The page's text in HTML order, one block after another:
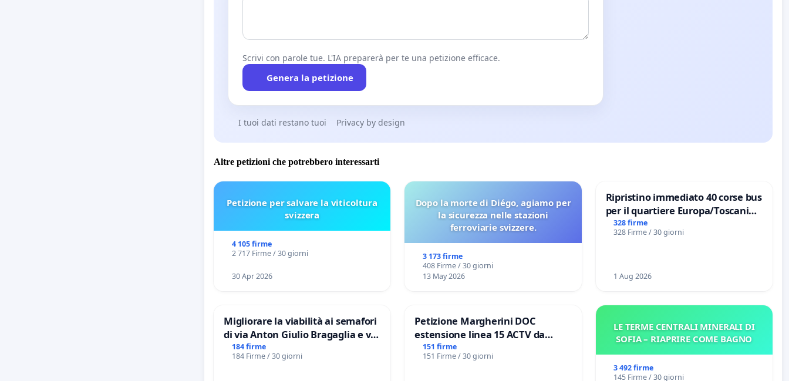
Scrivi con parole tue. L'IA preparerà per te una petizione efficace.
Genera la petizione
I tuoi dati restano tuoi Privacy by design
Altre petizioni che potrebbero interessarti
Petizione per salvare la viticoltura
svizzera
4 105 firme
2 717 Firme / 30 giorni
30 Apr 2026
Dopo la morte di Diégo, agiamo per
la sicurezza nelle stazioni
ferroviarie svizzere.
3 173 firme
408 Firme / 30 giorni
13 May 2026
Ripristino immediato 40 corse bus
per il quartiere Europa/Toscanini
di Aprilia
328 firme
328 Firme / 30 giorni
1 Aug 2026
Migliorare la viabilità ai semafori
di via Anton Giulio Bragaglia e via
Tieri XV MUNICIPIO DI ROMA
184 firme
184 Firme / 30 giorni
Petizione Margherini DOC
estensione linea 15 ACTV da
Marghera P.zza S. Antonio
all'aeroporto Marco Polo tariffa a
151 firme
151 Firme / 30 giorni
LE TERME CENTRALI MINERALI DI
SOFIA – RIAPRIRE COME BAGNO
3 492 firme
145 Firme / 30 giorni